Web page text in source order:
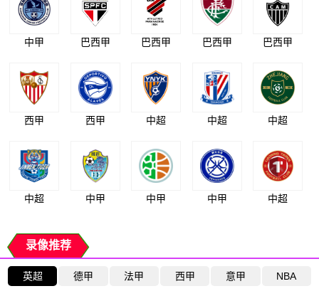
中甲 巴西甲 巴西甲 巴西甲 巴西甲
西甲 西甲 中超 中超 中超
中超 中甲 中甲 中甲 中超
录像推荐
英超 德甲 法甲 西甲 意甲 NBA